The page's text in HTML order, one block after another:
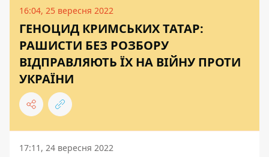
16:04, 25 вересня 2022
ГЕНОЦИД КРИМСЬКИХ ТАТАР:
РАШИСТИ БЕЗ РОЗБОРУ
ВІДПРАВЛЯЮТЬ ЇХ НА ВІЙНУ ПРОТИ
УКРАЇНИ
17:11, 24 вересня 2022